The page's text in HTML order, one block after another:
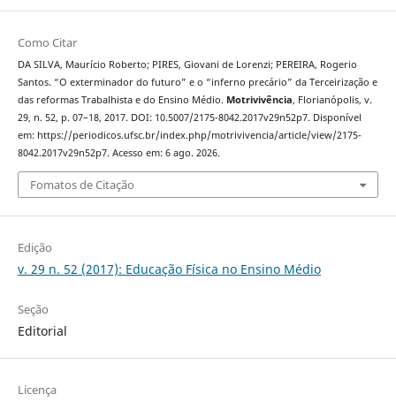
Como Citar
DA SILVA, Maurício Roberto; PIRES, Giovani de Lorenzi; PEREIRA, Rogerio
Santos. “O exterminador do futuro” e o “inferno precário” da Terceirização e
das reformas Trabalhista e do Ensino Médio. Motrivivência, Florianópolis, v.
29, n. 52, p. 07–18, 2017. DOI: 10.5007/2175-8042.2017v29n52p7. Disponível
em: https://periodicos.ufsc.br/index.php/motrivivencia/article/view/2175-
8042.2017v29n52p7. Acesso em: 6 ago. 2026.
Fomatos de Citação
Edição
v. 29 n. 52 (2017): Educação Física no Ensino Médio
Seção
Editorial
Licença